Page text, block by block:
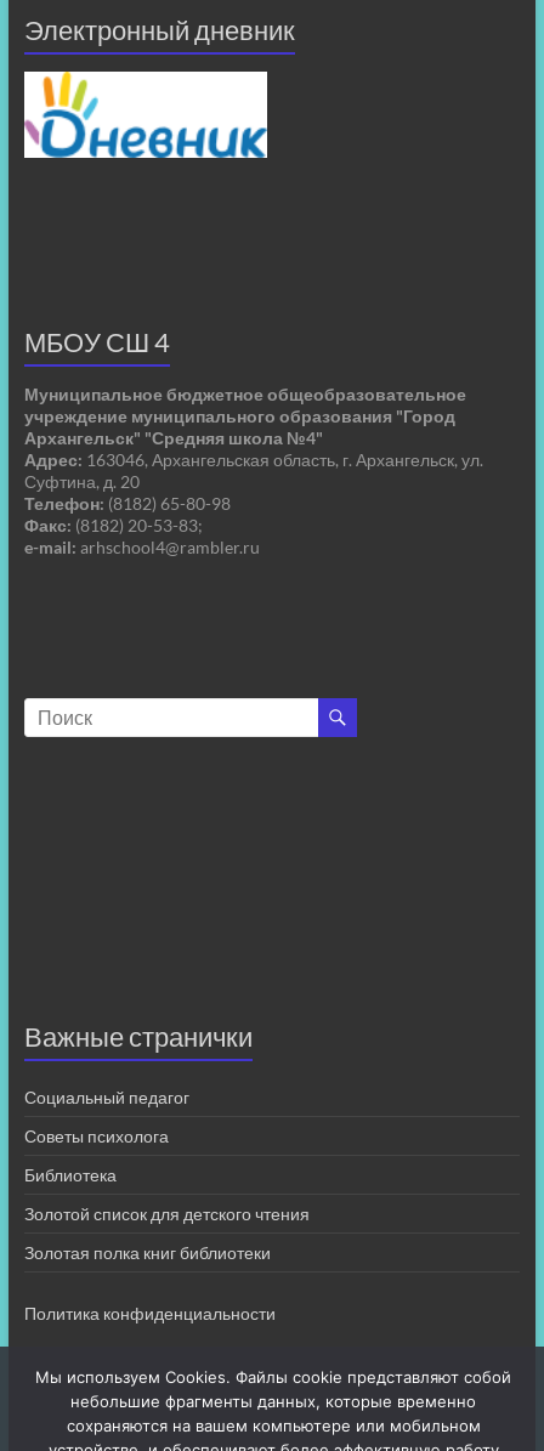
Электронный дневник
МБОУ СШ 4
Муниципальное бюджетное общеобразовательное
учреждение муниципального образования "Город
Архангельск" "Средняя школа №4"
Адрес: 163046, Архангельская область, г. Архангельск, ул.
Суфтина, д. 20
Телефон: (8182) 65-80-98
Факс: (8182) 20-53-83;
e-mail: arhschool4@rambler.ru
Важные странички
Социальный педагог
Советы психолога
Библиотека
Золотой список для детского чтения
Золотая полка книг библиотеки
Политика конфиденциальности
Мы используем Cookies. Файлы cookie представляют собой
небольшие фрагменты данных, которые временно
сохраняются на вашем компьютере или мобильном